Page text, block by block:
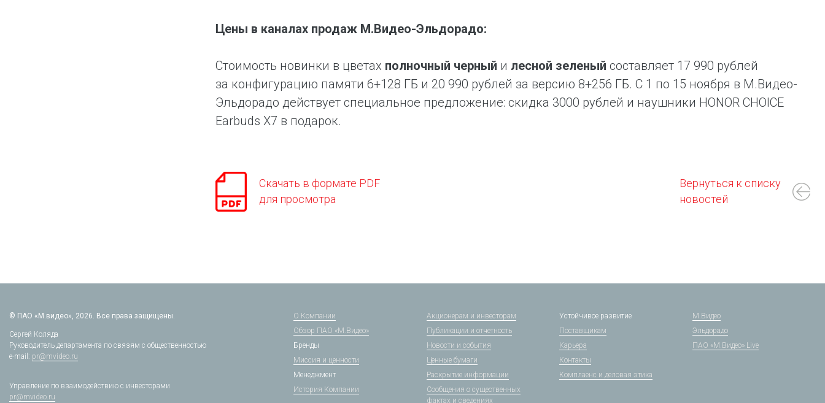
Цены в каналах продаж М.Видео-Эльдорадо:
Стоимость новинки в цветах полночный черный и лесной зеленый составляет 17 990 рублей
за конфигурацию памяти 6+128 ГБ и 20 990 рублей за версию 8+256 ГБ. С 1 по 15 ноября в М.Видео-
Эльдорадо действует специальное предложение: скидка 3000 рублей и наушники HONOR CHOICE
Earbuds X7 в подарок.
Скачать в формате PDF
для просмотра
Вернуться к списку
новостей
© ПАО «М.видео», 2026. Все права защищены.
Сергей Коляда
Руководитель департамента по связям с общественностью
e-mail: pr@mvideo.ru
Управление по взаимодействию с инвесторами
pr@mvideo.ru
О Компании
Обзор ПАО «М.Видео»
Бренды
Миссия и ценности
Менеджмент
История Компании
Акционерам и инвесторам
Публикации и отчетность
Новости и события
Ценные бумаги
Раскрытие информации
Сообщения о существенных
фактах и сведениях
Устойчивое развитие
Поставщикам
Карьера
Контакты
Комплаенс и деловая этика
М.Видео
Эльдорадо
ПАО «М.Видео» Live